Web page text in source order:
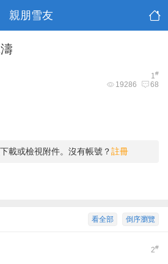
親朋雪友
1#
19286 68
載或檢視附件。沒有帳號？註冊
倒序瀏覽
看全部
2#